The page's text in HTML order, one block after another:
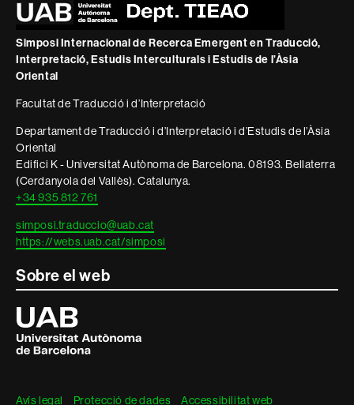
informació
legal
Simposi Internacional de Recerca Emergent en Traducció,
Interpretació, Estudis Interculturals i Estudis de l’Àsia
Oriental
Facultat de Traducció i d’Interpretació
Departament de Traducció i d’Interpretació i d’Estudis de l’Àsia
Oriental
Edifici K - Universitat Autònoma de Barcelona. 08193. Bellaterra
(Cerdanyola del Vallès). Catalunya.
+34 935 812 761
simposi.traduccio@uab.cat
https://webs.uab.cat/simposi
Sobre el web
Universitat
Autònoma
de
Barcelona
Avís legal Protecció de dades Accessibilitat web